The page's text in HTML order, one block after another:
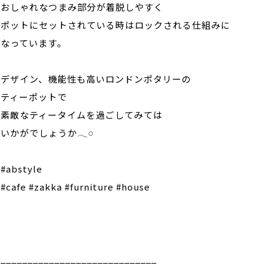
おしゃれなつまみ部分が着脱しやすく
ポットにセットされている時はロックされる仕組みに
なっています。
デザイン、機能性も高いロンドンポタリーの
ティーポットで
素敵なティータイムを過ごしてみては
いかがでしょうか𓂃𓏸
#abstyle
#cafe #zakka #furniture #house